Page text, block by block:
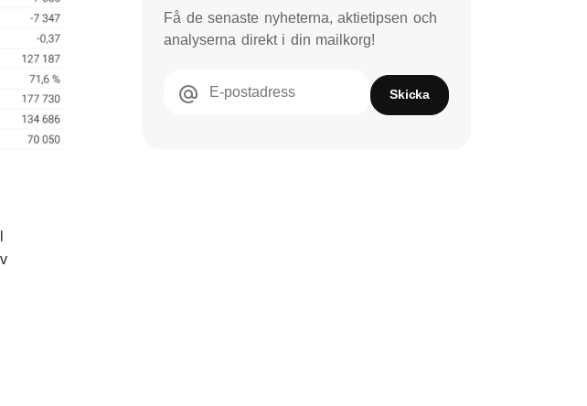
Få de senaste nyheterna, aktietipsen och
analyserna direkt i din mailkorg!
E-postadress Skicka